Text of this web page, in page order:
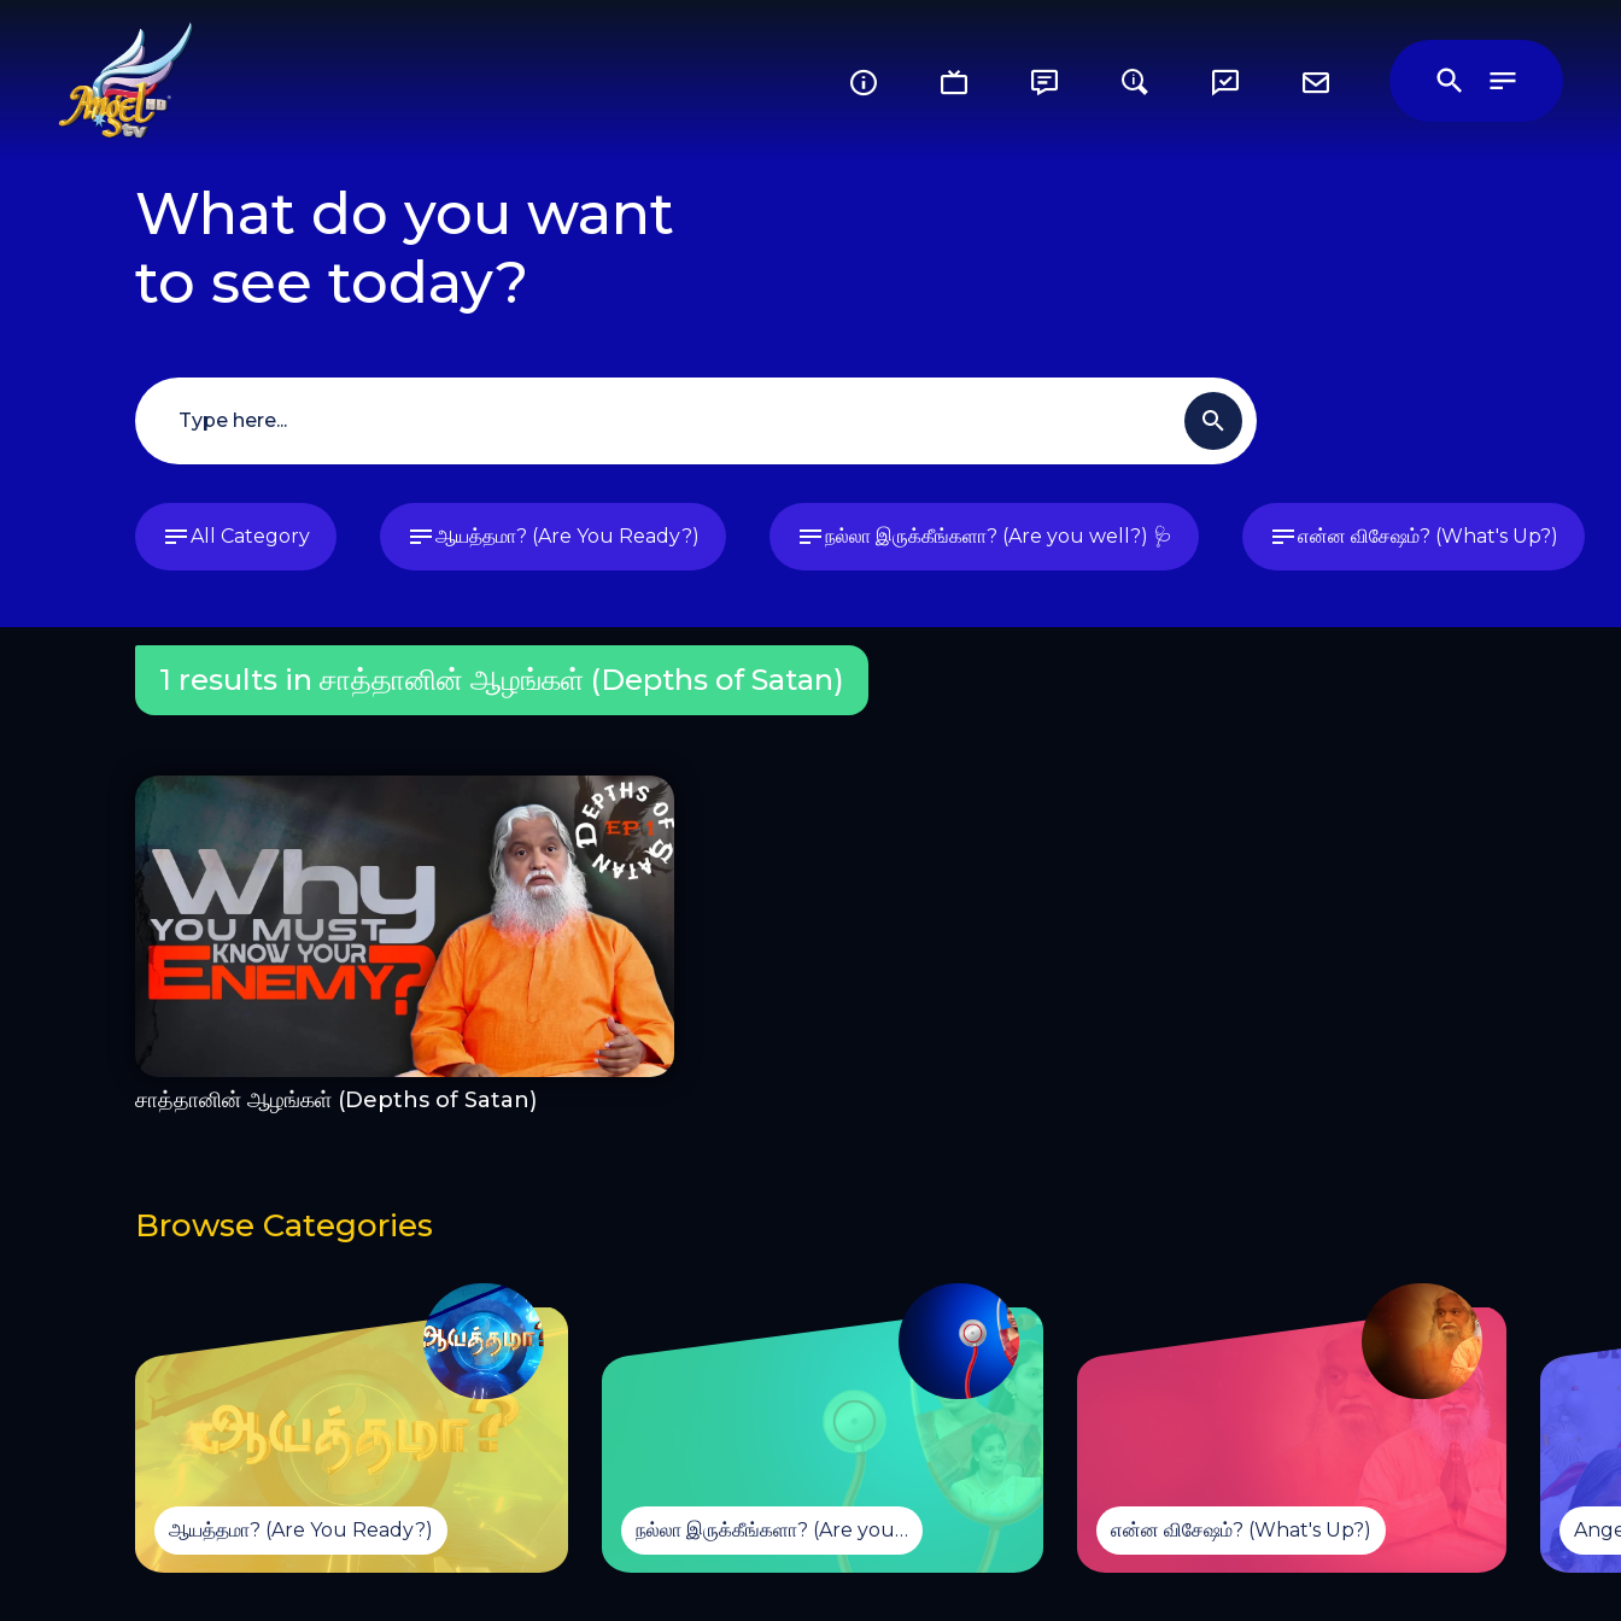
i
What do you want
to see today?
All Category ஆயத்தமா? (Are You Ready?) நல்லா இருக்கீங்களா? (Are you well?) 🩺 என்ன விசேஷம்? (What's Up?)
1 results in சாத்தானின் ஆழங்கள் (Depths of Satan)
16:24
சாத்தானின் ஆழங்கள் (Depths of Satan)
Browse Categories
ஆயத்தமா? (Are You Ready?) நல்லா இருக்கீங்களா? (Are you well?) 🩺 என்ன விசேஷம்? (What's Up?)